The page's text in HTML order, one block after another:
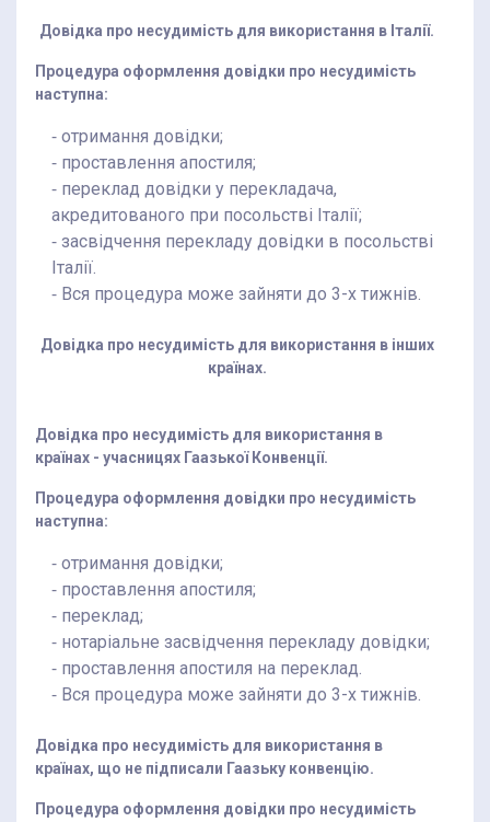
Довідка про несудимість для використання в Італії.
Процедура оформлення довідки про несудимість
наступна:
⁃ отримання довідки;
⁃ проставлення апостиля;
⁃ переклад довідки у перекладача,
акредитованого при посольстві Італії;
⁃ засвідчення перекладу довідки в посольстві
Італії.
⁃ Вся процедура може зайняти до 3-х тижнів.
Довідка про несудимість для використання в інших
країнах.
Довідка про несудимість для використання в
країнах - учасницях Гаазької Конвенції.
Процедура оформлення довідки про несудимість
наступна:
⁃ отримання довідки;
⁃ проставлення апостиля;
⁃ переклад;
⁃ нотаріальне засвідчення перекладу довідки;
⁃ проставлення апостиля на переклад.
⁃ Вся процедура може зайняти до 3-х тижнів.
Довідка про несудимість для використання в
країнах, що не підписали Гаазьку конвенцію.
Процедура оформлення довідки про несудимість